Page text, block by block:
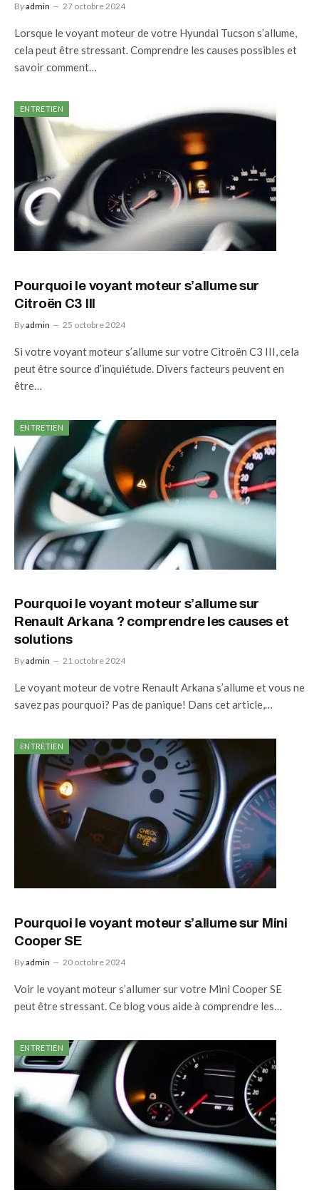
Byadmin 27 octobre 2024
Lorsque le voyant moteur de votre Hyundai Tucson s’allume,
cela peut être stressant. Comprendre les causes possibles et
savoir comment…
ENTRETIEN
Pourquoi le voyant moteur s’allume sur
Citroën C3 III
Byadmin 25 octobre 2024
Si votre voyant moteur s’allume sur votre Citroën C3 III, cela
peut être source d’inquiétude. Divers facteurs peuvent en
être…
ENTRETIEN
Pourquoi le voyant moteur s’allume sur
Renault Arkana ? comprendre les causes et
solutions
Byadmin 21 octobre 2024
Le voyant moteur de votre Renault Arkana s’allume et vous ne
savez pas pourquoi? Pas de panique! Dans cet article,…
ENTRETIEN
Pourquoi le voyant moteur s’allume sur Mini
Cooper SE
Byadmin 20 octobre 2024
Voir le voyant moteur s’allumer sur votre Mini Cooper SE
peut être stressant. Ce blog vous aide à comprendre les…
ENTRETIEN